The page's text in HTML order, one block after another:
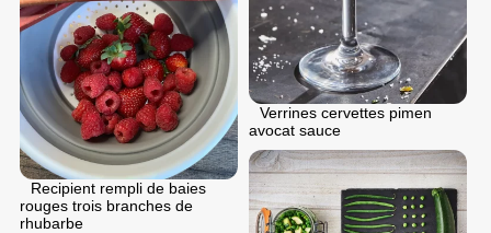
Verrines cervettes pimen
avocat sauce
Recipient rempli de baies
rouges trois branches de
rhubarbe